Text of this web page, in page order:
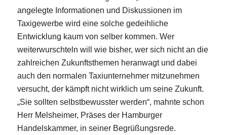
angelegte Informationen und Diskussionen im
Taxigewerbe wird eine solche gedeihliche
Entwicklung kaum von selber kommen. Wer
weiterwurschteln will wie bisher, wer sich nicht an die
zahlreichen Zukunftsthemen heranwagt und dabei
auch den normalen Taxiunternehmer mitzunehmen
versucht, der kämpft nicht wirklich um seine Zukunft.
„Sie sollten selbstbewusster werden“, mahnte schon
Herr Melsheimer, Präses der Hamburger
Handelskammer, in seiner Begrüßungsrede.